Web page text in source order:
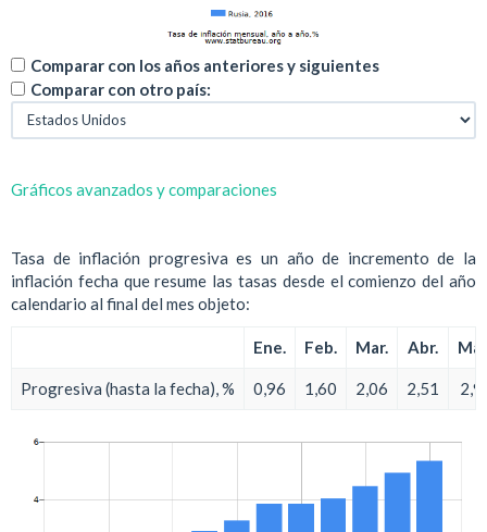
Comparar con los años anteriores y siguientes
Comparar con otro país:
Gráficos avanzados y comparaciones
Tasa de inflación progresiva es un año de incremento de la
inflación fecha que resume las tasas desde el comienzo del año
calendario al final del mes objeto:
Ene. Feb. Mar. Abr.
Progresiva (hasta la fecha), % 0,96 1,60 2,06 2,51